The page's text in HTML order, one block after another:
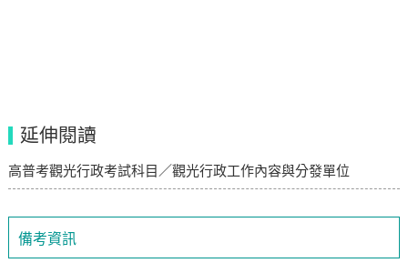
備考資訊
延伸閱讀
高普考觀光行政考試科目／觀光行政工作內容與分發單位